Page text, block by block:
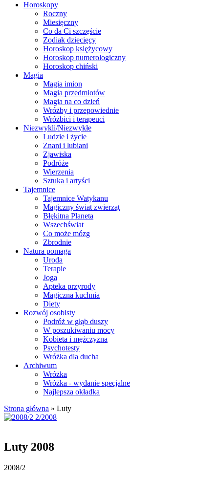
Horoskopy
Roczny
Miesięczny
Co da Ci szczęście
Zodiak dziecięcy
Horoskop księżycowy
Horoskop numerologiczny
Horoskop chiński
Magia
Magia imion
Magia przedmiotów
Magia na co dzień
Wróżby i przepowiednie
Wróżbici i terapeuci
Niezwykli/Niezwykłe
Ludzie i życie
Znani i lubiani
Zjawiska
Podróże
Wierzenia
Sztuka i artyści
Tajemnice
Tajemnice Watykanu
Magiczny świat zwierząt
Błękitna Planeta
Wszechświat
Co może mózg
Zbrodnie
Natura pomaga
Uroda
Terapie
Joga
Apteka przyrody
Magiczna kuchnia
Diety
Rozwój osobisty
Podróż w głąb duszy
W poszukiwaniu mocy
Kobieta i mężczyzna
Psychotesty
Wróżka dla ducha
Archiwum
Wróżka
Wróżka - wydanie specjalne
Najlepsza okładka
Strona główna » Luty
Luty 2008
2008/2